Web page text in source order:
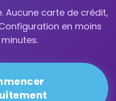
Aucune carte de crédit,
en moins